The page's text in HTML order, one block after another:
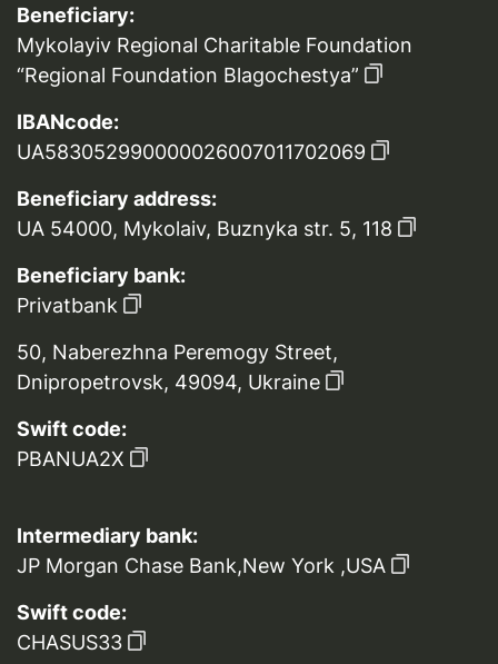
Beneficiary:
Mykolayiv Regional Charitable Foundation
“Regional Foundation Blagochestya”
IBANcode:
UA583052990000026007011702069
Beneficiary address:
UA 54000, Mykolaiv, Buznyka str. 5, 118
Beneficiary bank:
Privatbank
50, Naberezhna Peremogy Street,
Dnipropetrovsk, 49094, Ukraine
Swift code:
PBANUA2X
Intermediary bank:
JP Morgan Chase Bank,New York ,USA
Swift code:
CHASUS33